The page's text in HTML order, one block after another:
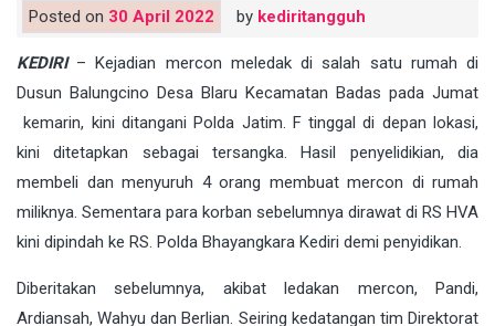
Posted on 30 April 2022 by kediritangguh
KEDIRI– Kejadian mercon meledak di salah satu rumah di
Dusun Balungcino Desa Blaru Kecamatan Badas pada Jumat
kemarin, kini ditangani Polda Jatim. F tinggal di depan lokasi,
kini ditetapkan sebagai tersangka. Hasil penyelidikian, dia
membeli dan menyuruh 4 orang membuat mercon di rumah
miliknya. Sementara para korban sebelumnya dirawat di RS HVA
kini dipindah ke RS. Polda Bhayangkara Kediri demi penyidikan.
Diberitakan sebelumnya, akibat ledakan mercon, Pandi,
Ardiansah, Wahyu dan Berlian. Seiring kedatangan tim Direktorat